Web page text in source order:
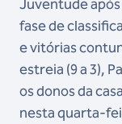
Juventude após
fase de
e vitórias
estreia (9 a 3),
os donos da
nesta quarta-